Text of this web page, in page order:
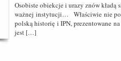
Osobiste obiekcje i urazy znów kładą
ważnej instytucji… Właściwie nie
polską historię i IPN, prezentowane
jest […]